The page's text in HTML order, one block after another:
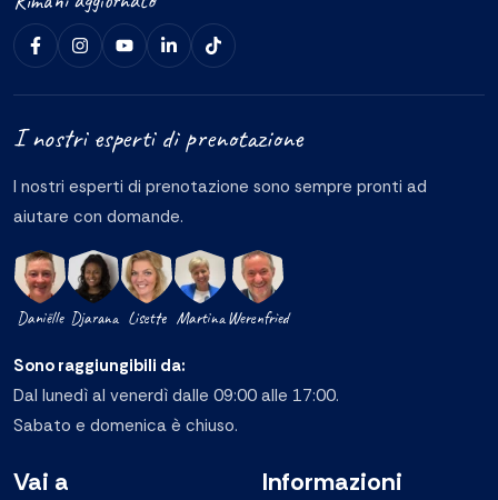
I nostri esperti di prenotazione
I nostri esperti di prenotazione sono sempre pronti ad
aiutare con domande.
Daniëlle Djarana Lisette Martina Werenfried
Sono raggiungibili da:
Dal lunedì al venerdì dalle 09:00 alle 17:00.
Sabato e domenica è chiuso.
Vai a Informazioni